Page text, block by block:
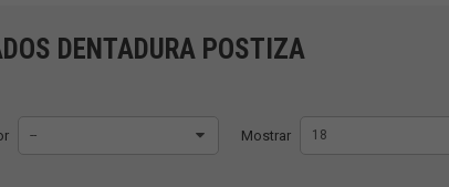
DENTADURA POSTIZA
-- Mostrar 18